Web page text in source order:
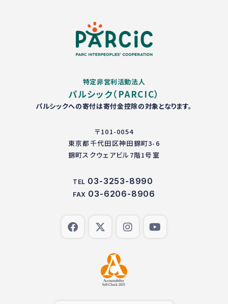
特定非営利活動法人
パルシック（PARCIC）
パルシックへの寄付は寄付金控除の対象となります。
〒101-0054
東京都千代田区神田錦町3-6
錦町スクウェアビル7階1号室
TEL 03-3253-8990
FAX 03-6206-8906